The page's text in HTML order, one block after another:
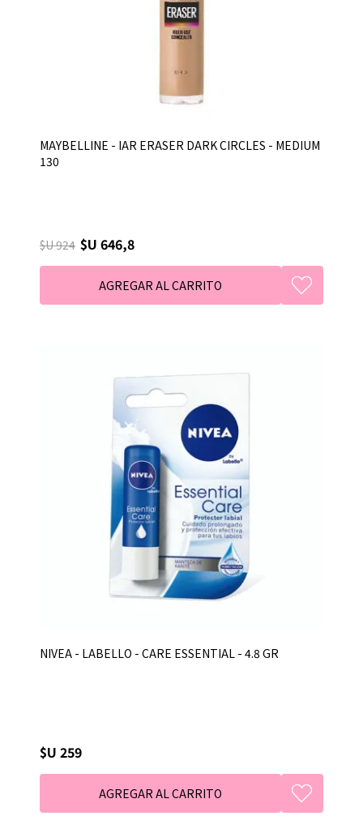
MAYBELLINE - IAR ERASER DARK CIRCLES - MEDIUM
130
$U 924 $U 646,8
NIVEA - LABELLO - CARE ESSENTIAL - 4.8 GR
$U 259